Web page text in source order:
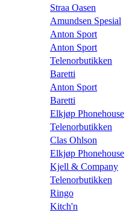
Straa Oasen
Amundsen Spesial
Anton Sport
Anton Sport
Telenorbutikken
Baretti
Anton Sport
Baretti
Elkjøp Phonehouse
Telenorbutikken
Clas Ohlson
Elkjøp Phonehouse
Kjell & Company
Telenorbutikken
Ringo
Kitch'n